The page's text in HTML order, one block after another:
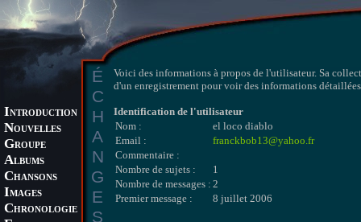
INTRODUCTION
NOUVELLES
GROUPE
ALBUMS
CHANSONS
IMAGES
CHRONOLOGIE
É
C
H
A
N
G
E
S
Voici des informations à propos de l'utilisateur. Sa
d'un enregistrement pour voir des informations
Identification de l'utilisateur
Nom :
el loco diablo
Email :
franckbob13@yahoo.fr
Commentaire :
Nombre de sujets :
1
Nombre de messages : 2
Premier message :
8 juillet 2006